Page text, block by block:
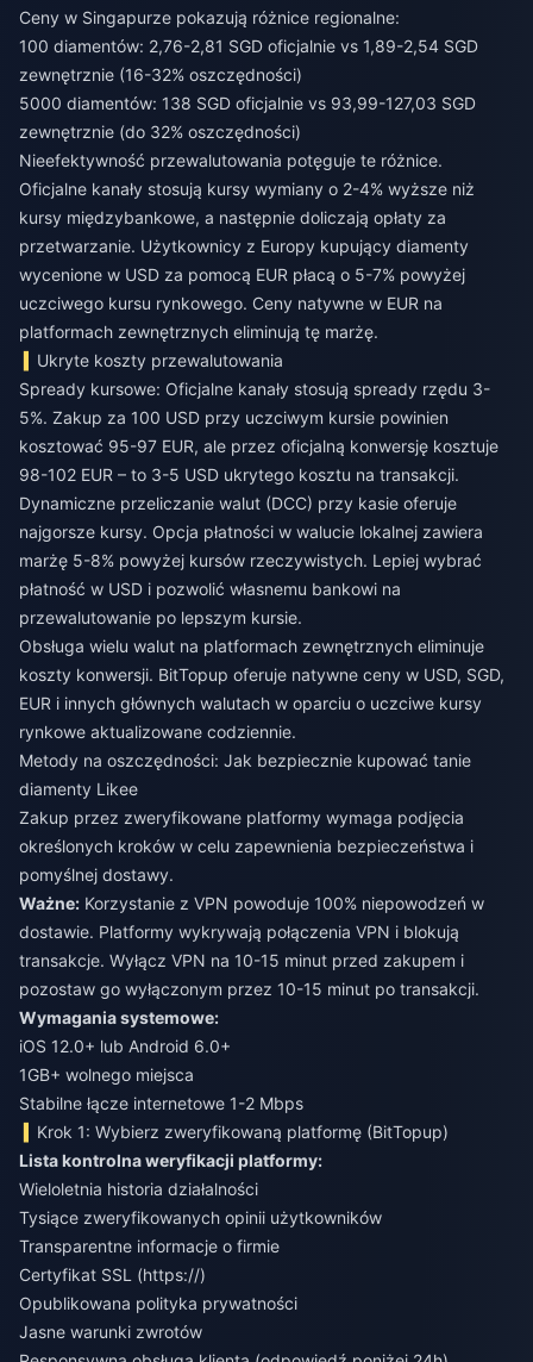
Ceny w Singapurze pokazują różnice regionalne:
100 diamentów: 2,76-2,81 SGD oficjalnie vs 1,89-2,54 SGD
zewnętrznie (16-32% oszczędności)
5000 diamentów: 138 SGD oficjalnie vs 93,99-127,03 SGD
zewnętrznie (do 32% oszczędności)
Nieefektywność przewalutowania potęguje te różnice.
Oficjalne kanały stosują kursy wymiany o 2-4% wyższe niż
kursy międzybankowe, a następnie doliczają opłaty za
przetwarzanie. Użytkownicy z Europy kupujący diamenty
wycenione w USD za pomocą EUR płacą o 5-7% powyżej
uczciwego kursu rynkowego. Ceny natywne w EUR na
platformach zewnętrznych eliminują tę marżę.
Ukryte koszty przewalutowania
Spready kursowe: Oficjalne kanały stosują spready rzędu 3-
5%. Zakup za 100 USD przy uczciwym kursie powinien
kosztować 95-97 EUR, ale przez oficjalną konwersję kosztuje
98-102 EUR – to 3-5 USD ukrytego kosztu na transakcji.
Dynamiczne przeliczanie walut (DCC) przy kasie oferuje
najgorsze kursy. Opcja płatności w walucie lokalnej zawiera
marżę 5-8% powyżej kursów rzeczywistych. Lepiej wybrać
płatność w USD i pozwolić własnemu bankowi na
przewalutowanie po lepszym kursie.
Obsługa wielu walut na platformach zewnętrznych eliminuje
koszty konwersji. BitTopup oferuje natywne ceny w USD, SGD,
EUR i innych głównych walutach w oparciu o uczciwe kursy
rynkowe aktualizowane codziennie.
Metody na oszczędności: Jak bezpiecznie kupować tanie
diamenty Likee
Zakup przez zweryfikowane platformy wymaga podjęcia
określonych kroków w celu zapewnienia bezpieczeństwa i
pomyślnej dostawy.
Ważne: Korzystanie z VPN powoduje 100% niepowodzeń w
dostawie. Platformy wykrywają połączenia VPN i blokują
transakcje. Wyłącz VPN na 10-15 minut przed zakupem i
pozostaw go wyłączonym przez 10-15 minut po transakcji.
Wymagania systemowe:
iOS 12.0+ lub Android 6.0+
1GB+ wolnego miejsca
Stabilne łącze internetowe 1-2 Mbps
Krok 1: Wybierz zweryfikowaną platformę (BitTopup)
Lista kontrolna weryfikacji platformy:
Wieloletnia historia działalności
Tysiące zweryfikowanych opinii użytkowników
Transparentne informacje o firmie
Certyfikat SSL (https://)
Opublikowana polityka prywatności
Jasne warunki zwrotów